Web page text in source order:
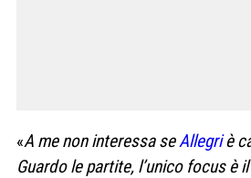
«A me non interessa seAllegriè
Guardo le partite, l’unico focus è